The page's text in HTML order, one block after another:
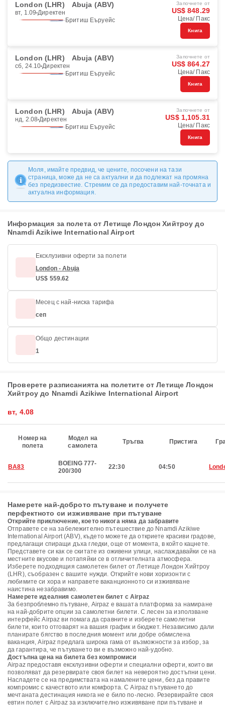
London (LHR) Abuja (ABV)
вт, 1.09 Директен
Бритиш Еъруейс
Започнете от
US$ 848.29
Цена/ Пакс
Книга
London (LHR) Abuja (ABV)
сб, 24.10 Директен
Бритиш Еъруейс
Започнете от
US$ 864.27
Цена/ Пакс
Книга
London (LHR) Abuja (ABV)
нд, 2.08 Директен
Бритиш Еъруейс
Започнете от
US$ 1,105.31
Цена/ Пакс
Книга
Моля, имайте предвид, че цените, посочени на тази
страница, може да не са актуални и да подлежат на промяна
без предизвестие. Стремим се да предоставим най-точната и
актуална информация.
Информация за полета от Летище Лондон Хийтроу до
Nnamdi Azikiwe International Airport
Ексклузивни оферти за полети
London - Abuja
US$ 559.62
Месец с най-ниска тарифа
сеп
Общо дестинации
1
Проверете разписанията на полетите от Летище Лондон
Хийтроу до Nnamdi Azikiwe International Airport
вт, 4.08
Номер на
полета
Модел на
самолета
Тръгва Пристига
BA83
BOEING 777-
200/300
22:30 04:50
Намерете най-доброто пътуване и получете
перфектното си изживяване при пътуване
Открийте приключение, което никога няма да забравите
Отправете се на забележително пътешествие до Nnamdi Azikiwe
International Airport (ABV), където можете да откриете красиви градове,
предлагащи спиращи дъха гледки, още от момента, в който кацнете.
Представете си как се скитате из оживени улици, наслаждавайки се на
местните вкусове и потапяйки се в отличителната атмосфера.
Изберете подходящия самолетен билет от Летище Лондон Хийтроу
(LHR), съобразен с вашите нужди. Открийте нови хоризонти с
любимите си хора и направете ваканционното си изживяване
наистина незабравимо.
Намерете идеалния самолетен билет с Airpaz
За безпроблемно пътуване, Airpaz е вашата платформа за намиране
на най-добрите опции за самолетни билети. С лесен за използване
интерфейс Airpaz ви помага да сравните и изберете самолетни
билети, които отговарят на вашия график и бюджет. Независимо дали
планирате бягство в последния момент или добре обмислена
ваканция, Airpaz предлага широка гама от възможности за избор, за
да гарантира, че пътуването ви е възможно най-удобно.
Достъпна цена на билета без компромиси
Airpaz предоставя ексклузивни оферти и специални оферти, които ви
позволяват да резервирате своя билет на невероятно достъпни цени.
Насладете се на предимствата на намалените цени, без да правите
компромис с качеството или комфорта. С Airpaz пътуването до
мечтаната дестинация никога не е било по-лесно. Резервирайте своя
евтин полет с Airpaz за изключително изживяване при пътуване и